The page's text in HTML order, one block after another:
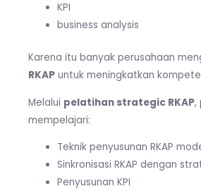
KPI
business analysis
Karena itu banyak perusahaan
RKAP untuk meningkatkan
Melalui pelatihan strategic RKAP,
mempelajari:
Teknik penyusunan RKAP
Sinkronisasi RKAP dengan
Penyusunan KPI